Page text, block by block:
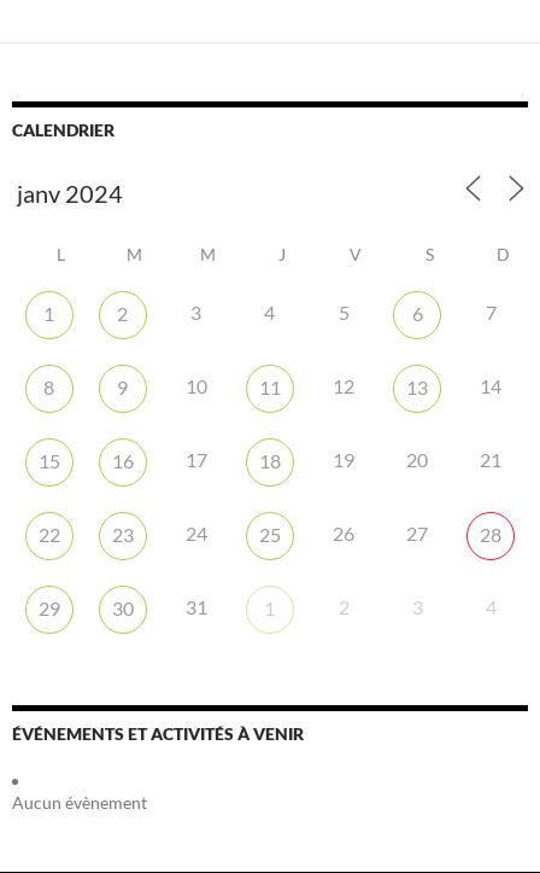
CALENDRIER
L M M J V S D
1 2 3 4 5 6 7
8 9 10 11 12 13 14
15 16 17 18 19 20 21
22 23 24 25 26 27 28
29 30 31 1 2 3 4
ÉVÉNEMENTS ET ACTIVITÉS À VENIR
Aucun évènement